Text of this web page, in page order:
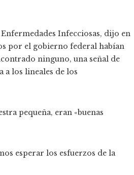
Infecciosas, dijo en
por el gobierno federal habían
ninguno, una señal de
a los lineales de los
pequeña, eran «buenas
esperar los esfuerzos de la